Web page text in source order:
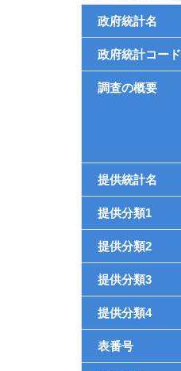
政府統計名
政府統計コード
調査の概要
提供統計名
提供分類1
提供分類2
提供分類3
提供分類4
表番号